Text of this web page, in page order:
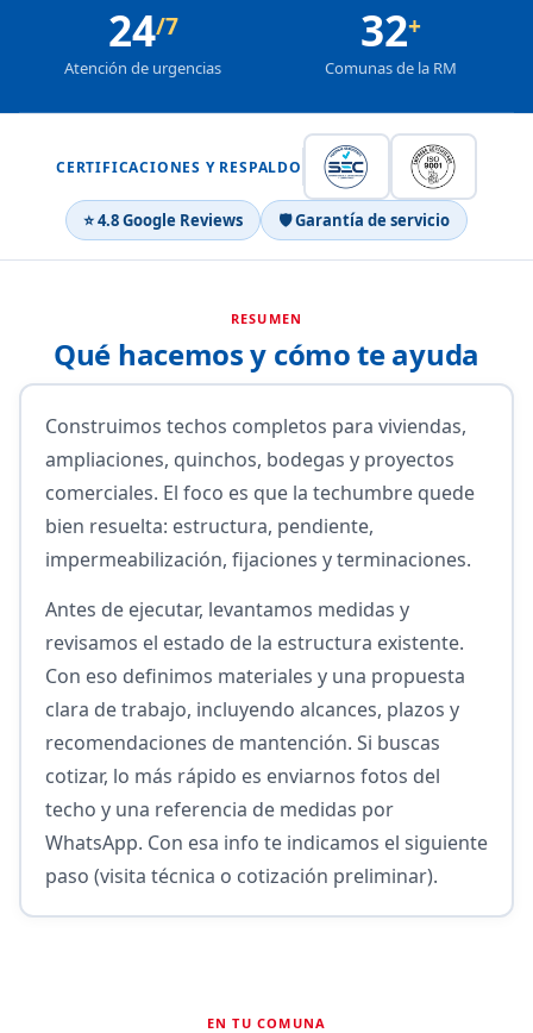
24/7
Atención de urgencias
32+
Comunas de la RM
CERTIFICACIONES Y RESPALDO
⭐ 4.8 Google Reviews 🛡 Garantía de servicio
RESUMEN
Qué hacemos y cómo te ayuda
Construimos techos completos para viviendas,
ampliaciones, quinchos, bodegas y proyectos
comerciales. El foco es que la techumbre quede
bien resuelta: estructura, pendiente,
impermeabilización, fijaciones y terminaciones.
Antes de ejecutar, levantamos medidas y
revisamos el estado de la estructura existente.
Con eso definimos materiales y una propuesta
clara de trabajo, incluyendo alcances, plazos y
recomendaciones de mantención. Si buscas
cotizar, lo más rápido es enviarnos fotos del
techo y una referencia de medidas por
WhatsApp. Con esa info te indicamos el siguiente
paso (visita técnica o cotización preliminar).
EN TU COMUNA